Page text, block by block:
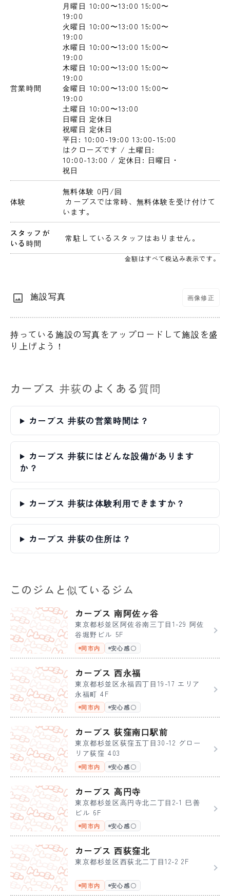
営業時間
月曜日 10:00〜13:00 15:00〜
19:00
火曜日 10:00〜13:00 15:00〜
19:00
水曜日 10:00〜13:00 15:00〜
19:00
木曜日 10:00〜13:00 15:00〜
19:00
金曜日 10:00〜13:00 15:00〜
19:00
土曜日 10:00〜13:00
日曜日 定休日
祝曜日 定休日
平日: 10:00-19:00 13:00-15:00
はクローズです / 土曜日:
10:00-13:00 / 定休日: 日曜日・
祝日
体験
無料体験 0円 /回
います。
スタッフが
いる時間
常駐しているスタッフはおりません。
金額はすべて税込み表示です。
施設写真 画像修正
持っている施設の写真をアップロードして施設を盛
り上げよう！
カーブス 井荻のよくある質問
カーブス 井荻の営業時間は？
カーブス 井荻にはどんな設備があります
か？
カーブス 井荻は体験利用できますか？
カーブス 井荻の住所は？
このジムと似ているジム
カーブス 南阿佐ヶ谷
東京都杉並区阿佐谷南三丁目1-29 阿佐
谷堀野ビル 5F
同市内 安心感〇
カーブス 西永福
東京都杉並区永福四丁目19-17 エリア
永福町 4F
同市内 安心感〇
カーブス 荻窪南口駅前
東京都杉並区荻窪五丁目30-12 グロー
リア荻窪 403
同市内 安心感〇
カーブス 高円寺
東京都杉並区高円寺北二丁目2-1 巳善
ビル 6F
同市内 安心感〇
カーブス 西荻窪北
東京都杉並区西荻北二丁目12-2 2F
同市内 安心感〇